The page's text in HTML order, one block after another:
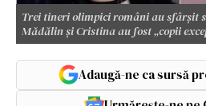
Trei tineri olimpici români au sfârșit
Mădălin şi Cristina au fost „copii
Adaugă-ne ca sursă